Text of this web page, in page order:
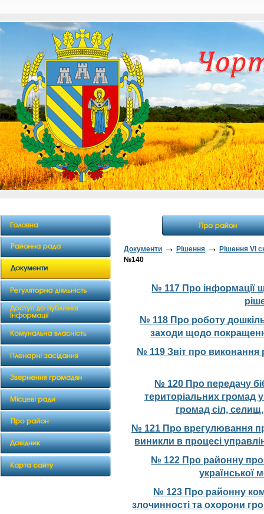
Документи → Рішення → Рішення VI
№140
№ 117 Про інформації
№ 118 Про роботу
заходи щодо
№ 119 Звіт про виконання
№ 120 Про передачу
територіальних громад
громад сіл,
№ 121 Про врегулювання
виникли в процесі
№ 122 Про районну
української
№ 123 Про районну
злочинності та охорони